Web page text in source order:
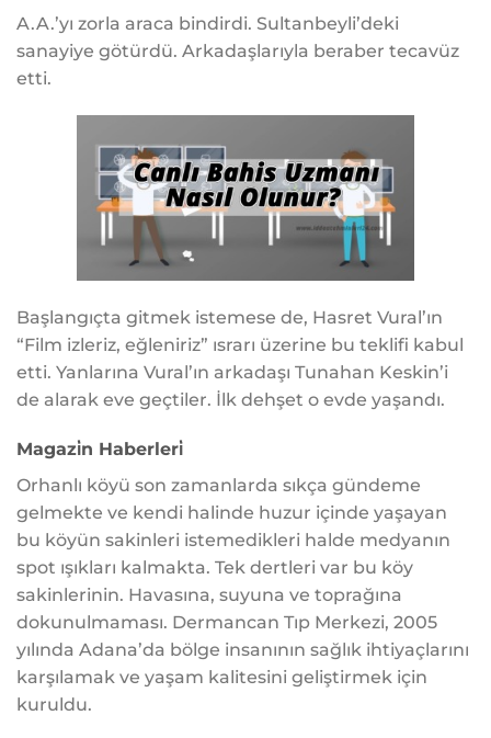
A.A.’yı zorla araca bindirdi. Sultanbeyli’deki
sanayiye götürdü. Arkadaşlarıyla beraber tecavüz
etti.
Başlangıçta gitmek istemese de, Hasret Vural’ın
“Film izleriz, eğleniriz” ısrarı üzerine bu teklifi kabul
etti. Yanlarına Vural’ın arkadaşı Tunahan Keskin’i
de alarak eve geçtiler. İlk dehşet o evde yaşandı.
Magazi̇n Haberleri̇
Orhanlı köyü son zamanlarda sıkça gündeme
gelmekte ve kendi halinde huzur içinde yaşayan
bu köyün sakinleri istemedikleri halde medyanın
spot ışıkları kalmakta. Tek dertleri var bu köy
sakinlerinin. Havasına, suyuna ve toprağına
dokunulmaması. Dermancan Tıp Merkezi, 2005
yılında Adana’da bölge insanının sağlık ihtiyaçlarını
karşılamak ve yaşam kalitesini geliştirmek için
kuruldu.